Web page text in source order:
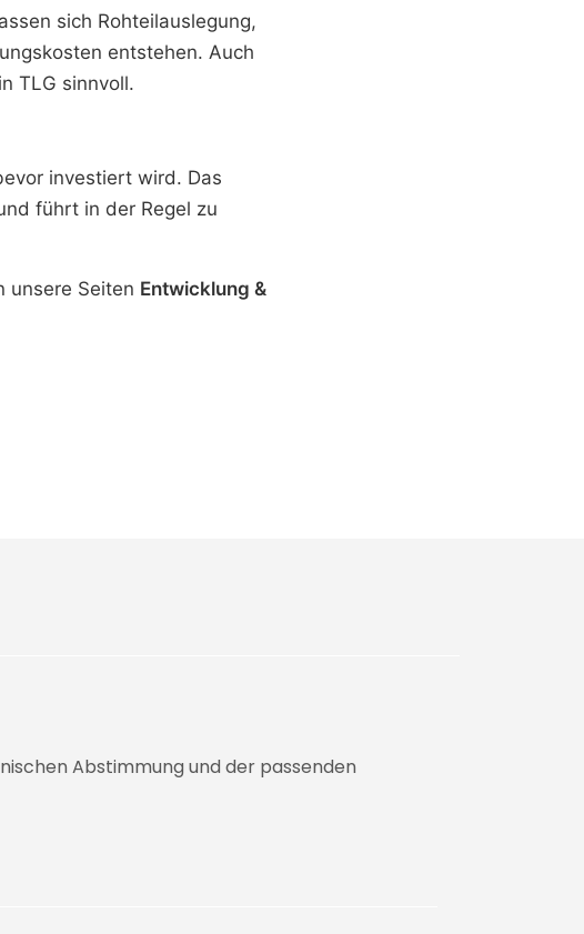
sich Rohteilauslegung,
entstehen. Auch
TLG sinnvoll.
investiert wird. Das
führt in der Regel zu
unsere Seiten Entwicklung &
Abstimmung und der passenden